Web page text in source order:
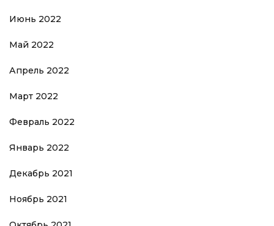
Июнь 2022
Май 2022
Апрель 2022
Март 2022
Февраль 2022
Январь 2022
Декабрь 2021
Ноябрь 2021